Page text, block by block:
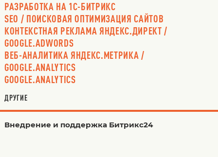
РАЗРАБОТКА НА 1С-БИТРИКС
SEO / ПОИСКОВАЯ ОПТИМИЗАЦИЯ САЙТОВ
КОНТЕКСТНАЯ РЕКЛАМА ЯНДЕКС.ДИРЕКТ /
GOOGLE.ADWORDS
ВЕБ-АНАЛИТИКА ЯНДЕКС.МЕТРИКА /
GOOGLE.ANALYTICS
GOOGLE.ANALYTICS
ДРУГИЕ
Внедрение и поддержка Битрикс24